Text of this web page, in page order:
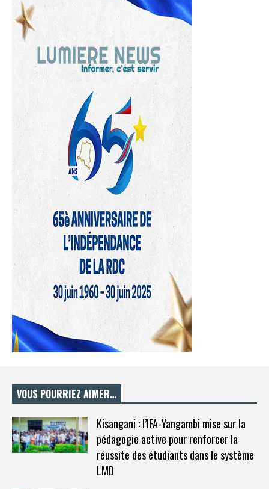
VOUS POURRIEZ AIMER…
Kisangani : l’IFA-Yangambi mise sur la
pédagogie active pour renforcer la
réussite des étudiants dans le système
LMD